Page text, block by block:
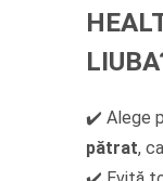
✔️ Alege
pătrat,